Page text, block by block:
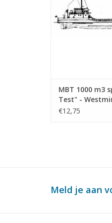
MBT 1000 m3
Test" -
Bouwtekening
€12,75
Meld je aan